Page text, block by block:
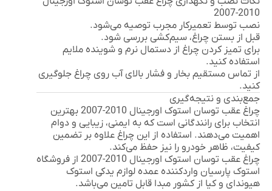
2010-2007
نصب توسط تعمیرکار مجرب توصیه می‌شود.
قبل از بستن چراغ، سیم‌کشی بررسی شود.
برای تمیز کردن چراغ از دستمال نرم و شوینده ملایم
استفاده کنید.
از تماس مستقیم بخار و فشار بالای آب روی چراغ جلوگیری
کنید.
جمع‌بندی و نتیجه‌گیری
چراغ عقب توسان استوک اورجینال 2010-2007 بهترین
انتخاب برای رانندگانی است که به ایمنی، زیبایی و دوام
اهمیت می‌دهند. استفاده از این چراغ علاوه بر تضمین
کیفیت، ظاهر خودرو را نیز حفظ می‌کند.
چراغ عقب توسان استوک اورجینال 2010-2007 از فروشگاه
استوک پارسیان واردکننده عمده لوازم یدکی استوک
هیوندای وکیا از کشور مبدا قابل تامین می‌باشد.